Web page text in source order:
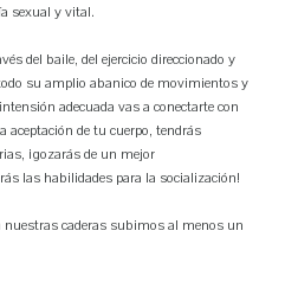
sexual y vital.
del baile, del ejercicio direccionado y
su amplio abanico de movimientos y
adecuada vas a conectarte con
aceptación de tu cuerpo, tendrás
¡gozarás de un mejor
las habilidades para la socialización!
caderas subimos al menos un